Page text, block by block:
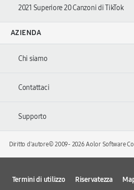
2021 Superiore 20 Canzoni di TikTok
AZIENDA
Chi siamo
Contattaci
Supporto
Diritto d'autore© 2009- 2026 Aolor Software
Termini di utilizzo Riservatezza